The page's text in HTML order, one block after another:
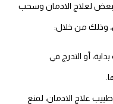
لعلاج الادمان وسحب
وذلك من خلال:
أو التدرج في
علاج الادمان، لمنع